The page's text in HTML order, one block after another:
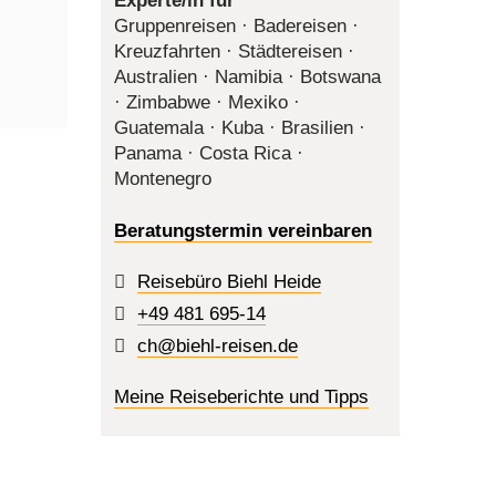
Gruppenreisen · Badereisen ·
Kreuzfahrten · Städtereisen ·
Australien · Namibia · Botswana
· Zimbabwe · Mexiko ·
Guatemala · Kuba · Brasilien ·
Panama · Costa Rica ·
Montenegro
Beratungstermin vereinbaren
Reisebüro Biehl Heide
+49 481 695-14
ch@biehl-reisen.de
Meine Reiseberichte und Tipps